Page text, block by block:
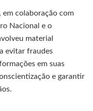
em colaboração com
Nacional e o
material
evitar fraudes
em suas
e garantir